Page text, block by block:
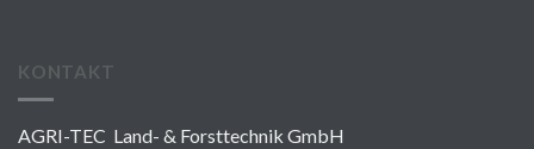
KONTAKT
AGRI-TEC Land- & Forsttechnik GmbH